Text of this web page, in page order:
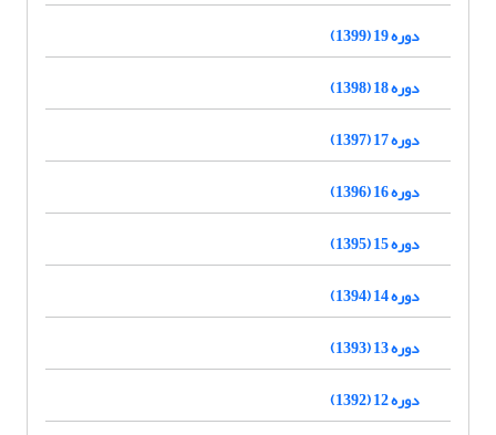
دوره 19 (1399)
دوره 18 (1398)
دوره 17 (1397)
دوره 16 (1396)
دوره 15 (1395)
دوره 14 (1394)
دوره 13 (1393)
دوره 12 (1392)